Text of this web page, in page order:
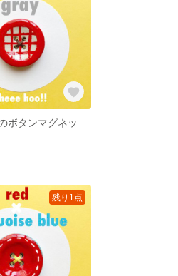
残り1点